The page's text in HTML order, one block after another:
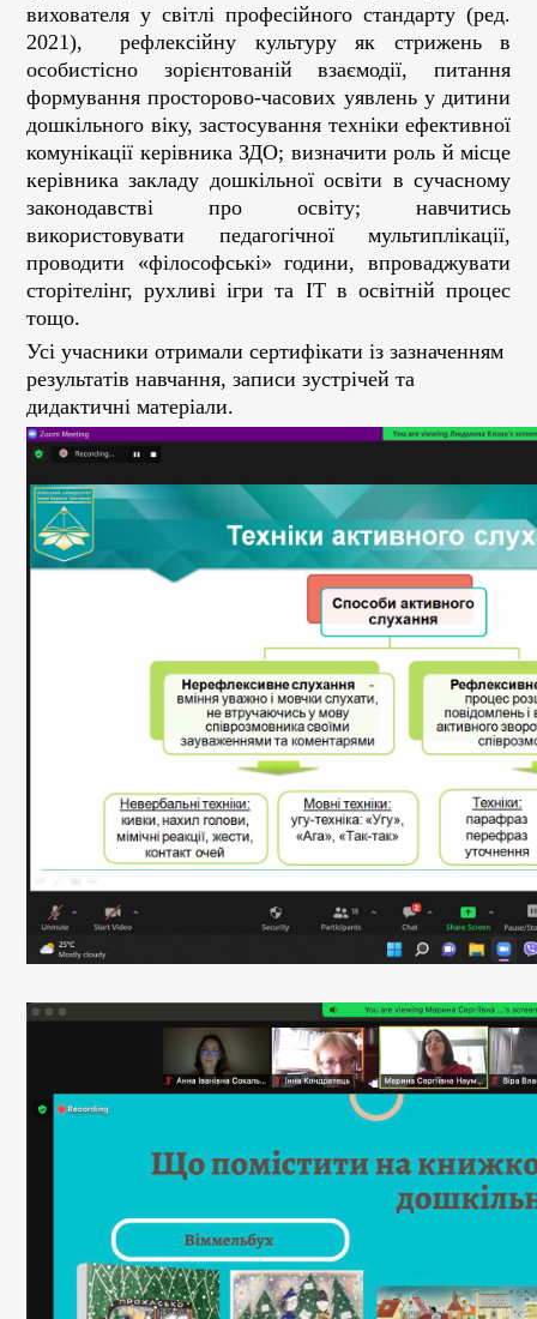
вихователя у світлі професійного стандарту (ред.
2021), рефлексійну культуру як стрижень в
особистісно зорієнтованій взаємодії, питання
формування просторово-часових уявлень у дитини
дошкільного віку, застосування техніки ефективної
комунікації керівника ЗДО; визначити роль й місце
керівника закладу дошкільної освіти в сучасному
законодавстві про освіту; навчитись
використовувати педагогічної мультиплікації,
проводити «філософські» години, впроваджувати
сторітелінг, рухливі ігри та ІТ в освітній процес
тощо.
Усі учасники отримали сертифікати із зазначенням
результатів навчання, записи зустрічей та
дидактичні матеріали.